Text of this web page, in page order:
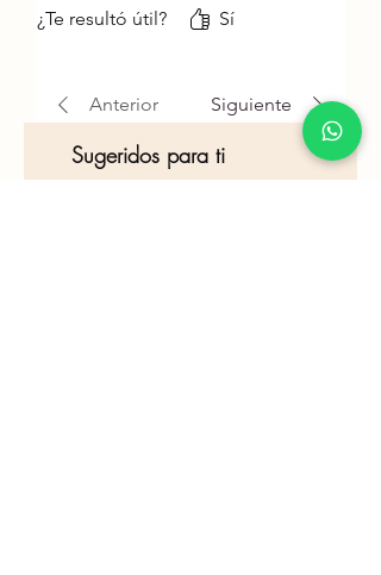
¿Te resultó útil? Sí
Anterior Siguiente
Sugeridos para ti